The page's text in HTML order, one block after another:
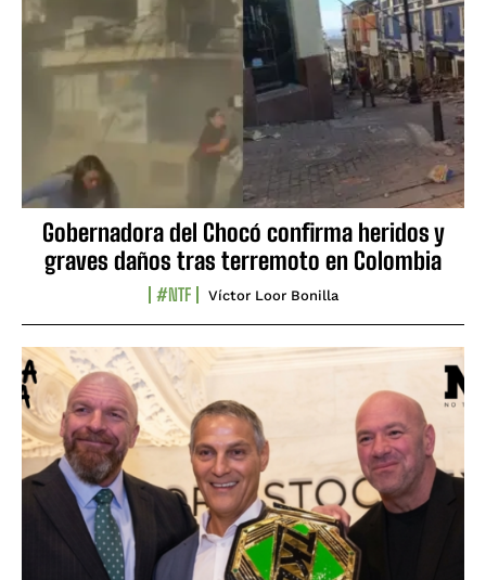
Gobernadora del Chocó confirma heridos y
graves daños tras terremoto en Colombia
#NTF Víctor Loor Bonilla